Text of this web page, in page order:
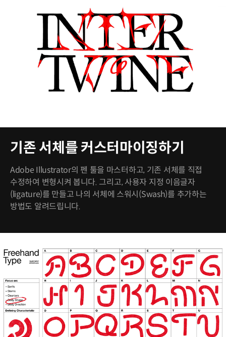
기존 서체를 커스터마이징하기
Adobe Illustrator의 펜 툴을 마스터하고, 기존 서체를 직접
수정하여 변형시켜 봅니다. 그리고, 사용자 지정 이음글자
(ligature)를 만들고 나의 서체에 스워시(Swash)를 추가하는
방법도 알려드립니다.